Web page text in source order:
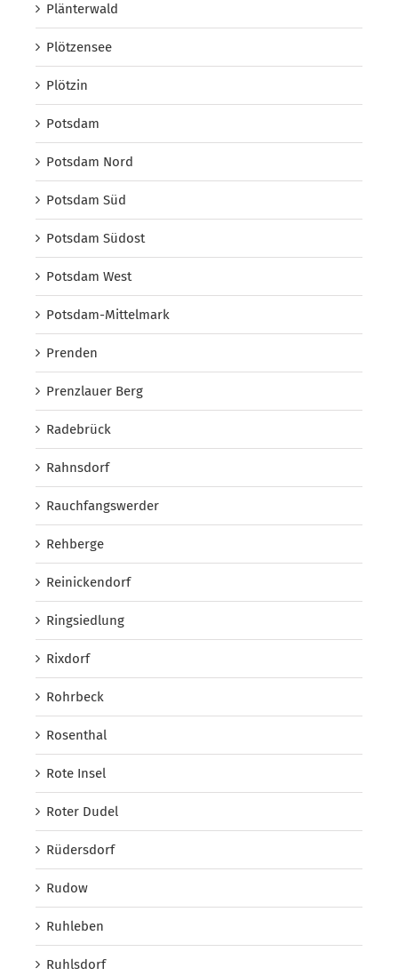
Plänterwald
Plötzensee
Plötzin
Potsdam
Potsdam Nord
Potsdam Süd
Potsdam Südost
Potsdam West
Potsdam-Mittelmark
Prenden
Prenzlauer Berg
Radebrück
Rahnsdorf
Rauchfangswerder
Rehberge
Reinickendorf
Ringsiedlung
Rixdorf
Rohrbeck
Rosenthal
Rote Insel
Roter Dudel
Rüdersdorf
Rudow
Ruhleben
Ruhlsdorf